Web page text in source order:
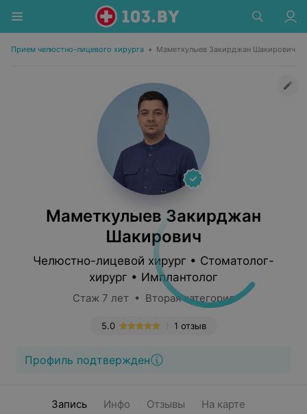
Прием челюстно-лицевого хирурга • Маметкулыев Закирджан Шакирович
Маметкулыев Закирджан
Шакирович
Челюстно-лицевой хирург • Стоматолог-
хирург • Имплантолог
Стаж 7 лет • Вторая категория
1 отзыв
5.0
Профиль подтвержден
Запись Инфо Отзывы На карте